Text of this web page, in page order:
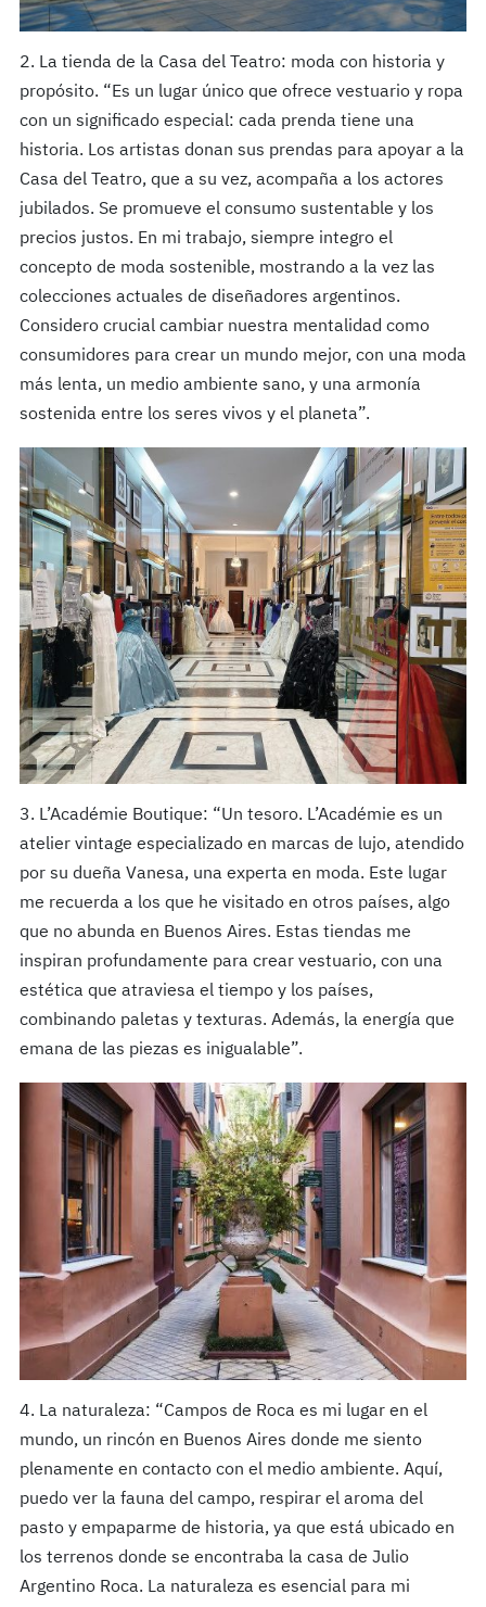
2. La tienda de la Casa del Teatro: moda con historia y
propósito. “Es un lugar único que ofrece vestuario y ropa
con un significado especial: cada prenda tiene una
historia. Los artistas donan sus prendas para apoyar a la
Casa del Teatro, que a su vez, acompaña a los actores
jubilados. Se promueve el consumo sustentable y los
precios justos. En mi trabajo, siempre integro el
concepto de moda sostenible, mostrando a la vez las
colecciones actuales de diseñadores argentinos.
Considero crucial cambiar nuestra mentalidad como
consumidores para crear un mundo mejor, con una moda
más lenta, un medio ambiente sano, y una armonía
sostenida entre los seres vivos y el planeta”.
3. L’Académie Boutique: “Un tesoro. L’Académie es un
atelier vintage especializado en marcas de lujo, atendido
por su dueña Vanesa, una experta en moda. Este lugar
me recuerda a los que he visitado en otros países, algo
que no abunda en Buenos Aires. Estas tiendas me
inspiran profundamente para crear vestuario, con una
estética que atraviesa el tiempo y los países,
combinando paletas y texturas. Además, la energía que
emana de las piezas es inigualable”.
4. La naturaleza: “Campos de Roca es mi lugar en el
mundo, un rincón en Buenos Aires donde me siento
plenamente en contacto con el medio ambiente. Aquí,
puedo ver la fauna del campo, respirar el aroma del
pasto y empaparme de historia, ya que está ubicado en
los terrenos donde se encontraba la casa de Julio
Argentino Roca. La naturaleza es esencial para mi